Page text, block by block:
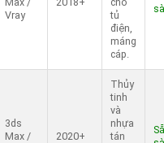
Vray
tủ
điện,
máng
cáp.
3ds
Max /
2020+
Thủy
tinh
và
nhựa
tán